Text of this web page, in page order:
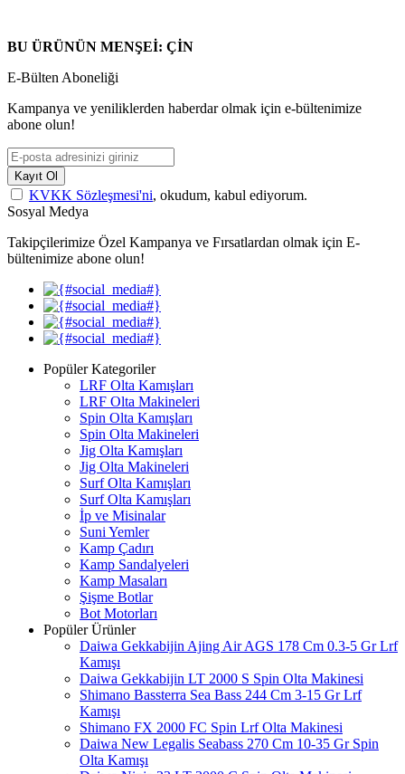
BU ÜRÜNÜN MENŞEİ: ÇİN
E-Bülten Aboneliği
Kampanya ve yeniliklerden haberdar olmak için e-bültenimize
abone olun!
Kayıt Ol
KVKK Sözleşmesi'ni, okudum, kabul ediyorum.
Sosyal Medya
Takipçilerimize Özel Kampanya ve Fırsatlardan olmak için E-
bültenimize abone olun!
Popüler Kategoriler
LRF Olta Kamışları
LRF Olta Makineleri
Spin Olta Kamışları
Spin Olta Makineleri
Jig Olta Kamışları
Jig Olta Makineleri
Surf Olta Kamışları
Surf Olta Kamışları
İp ve Misinalar
Suni Yemler
Kamp Çadırı
Kamp Sandalyeleri
Kamp Masaları
Şişme Botlar
Bot Motorları
Popüler Ürünler
Daiwa Gekkabijin Ajing Air AGS 178 Cm 0.3-5 Gr Lrf
Kamışı
Daiwa Gekkabijin LT 2000 S Spin Olta Makinesi
Shimano Bassterra Sea Bass 244 Cm 3-15 Gr Lrf
Kamışı
Shimano FX 2000 FC Spin Lrf Olta Makinesi
Daiwa New Legalis Seabass 270 Cm 10-35 Gr Spin
Olta Kamışı